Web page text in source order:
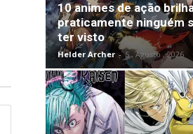
10 animes de ação
praticamente ninguém
ter visto
Helder Archer - 5 , Agosto , 2026